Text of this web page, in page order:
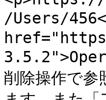
/Users/
削除操作で参